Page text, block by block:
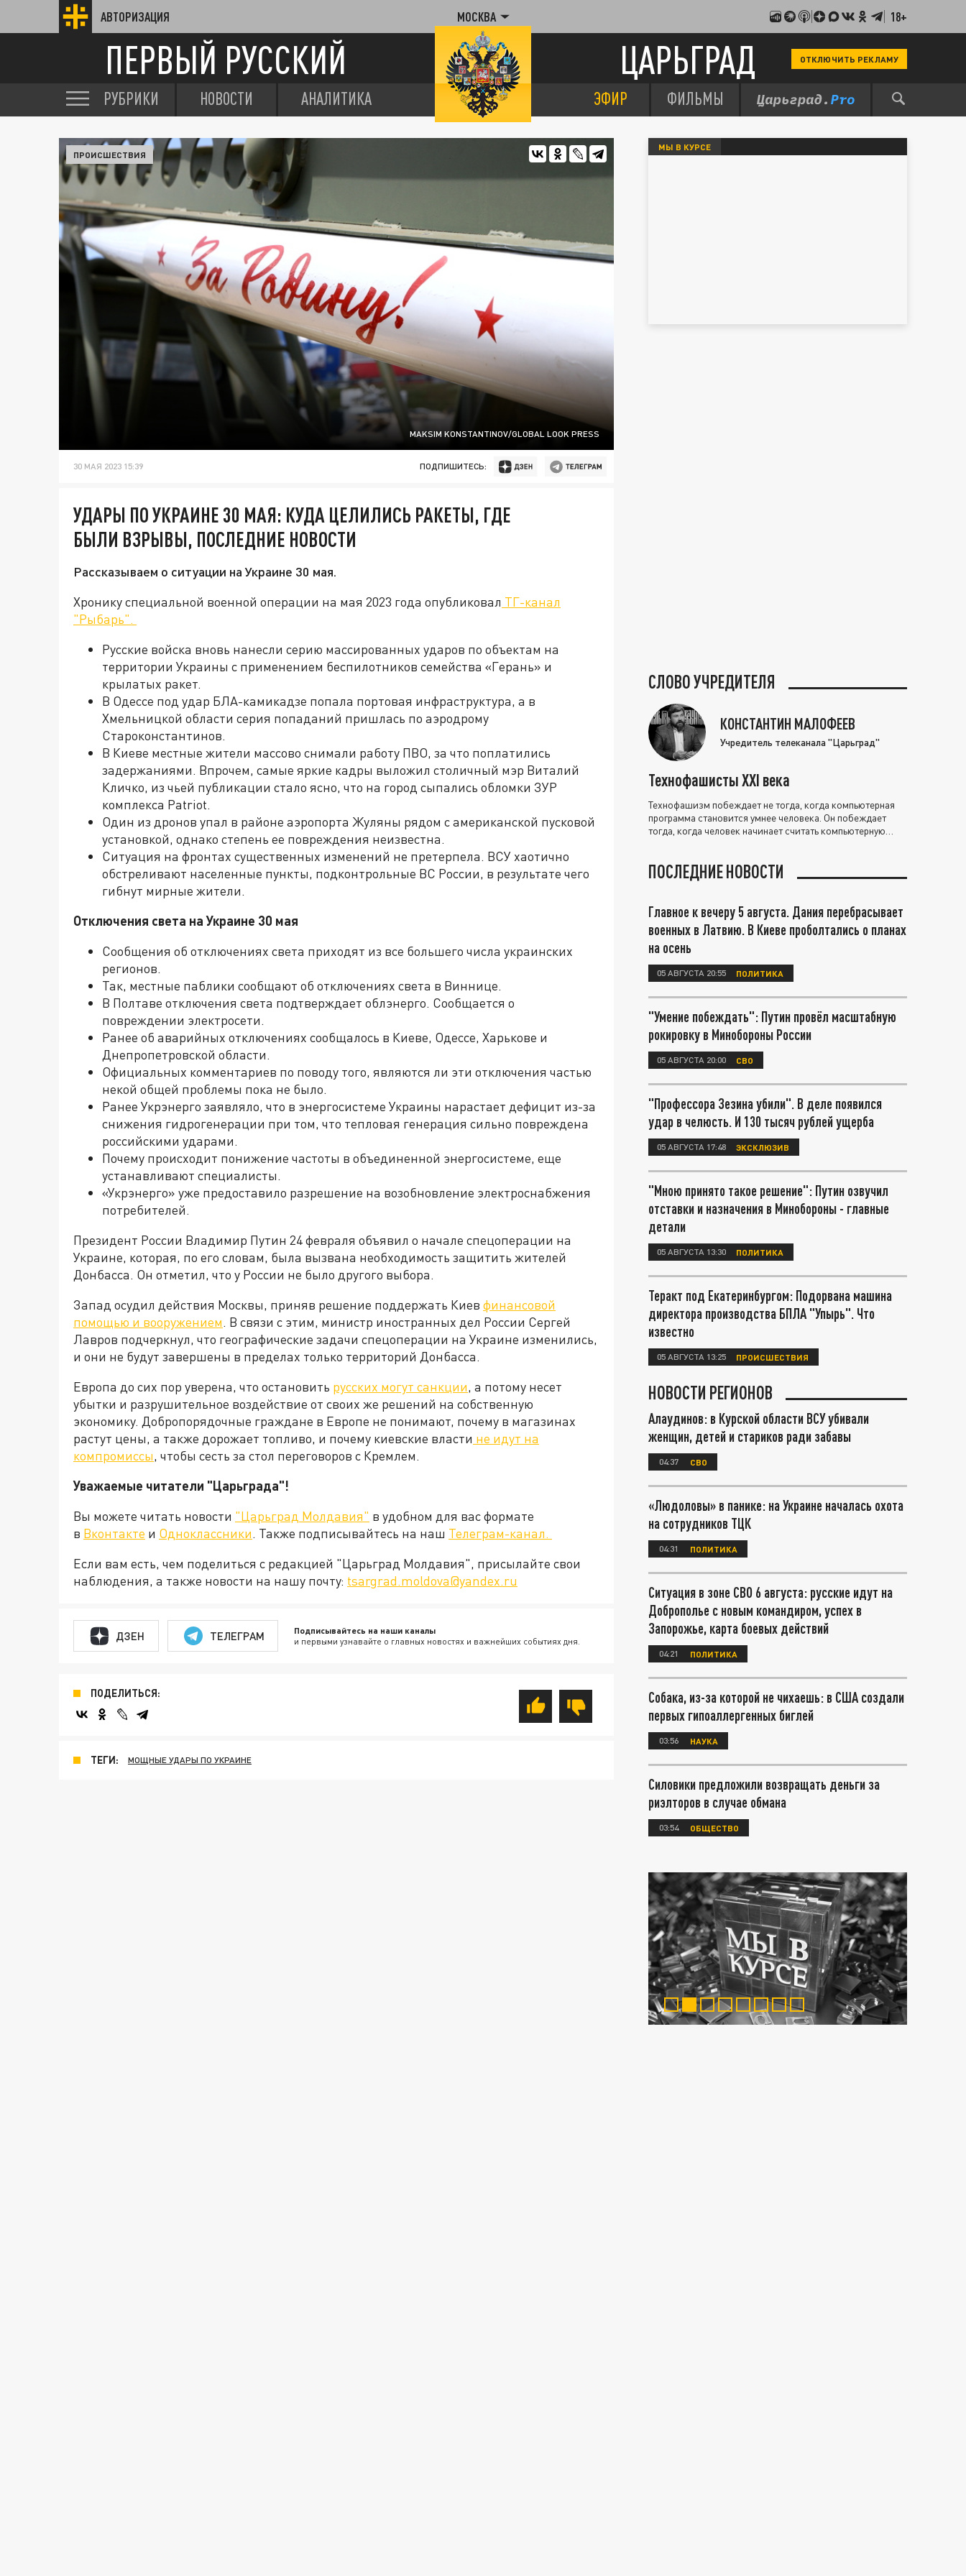
АВТОРИЗАЦИЯ МОСКВА 18+
ПЕРВЫЙ РУССКИЙ ЦАРЬГРАД ОТКЛЮЧИТЬ РЕКЛАМУ
РУБРИКИ НОВОСТИ АНАЛИТИКА ЭФИР ФИЛЬМЫ
MAKSIM KONSTANTINOV/GLOBAL LOOK PRESS
ПРОИСШЕСТВИЯ
30 МАЯ 2023 15:39 ПОДПИШИТЕСЬ:
УДАРЫ ПО УКРАИНЕ 30 МАЯ: КУДА ЦЕЛИЛИСЬ РАКЕТЫ, ГДЕ
БЫЛИ ВЗРЫВЫ, ПОСЛЕДНИЕ НОВОСТИ
Рассказываем о ситуации на Украине 30 мая.
Хронику специальной военной операции на мая 2023 года опубликовал ТГ-канал
"Рыбарь".
Русские войска вновь нанесли серию массированных ударов по объектам на
территории Украины с применением беспилотников семейства «Герань» и
крылатых ракет.
В Одессе под удар БЛА-камикадзе попала портовая инфраструктура, а в
Хмельницкой области серия попаданий пришлась по аэродрому
Староконстантинов.
В Киеве местные жители массово снимали работу ПВО, за что поплатились
задержаниями. Впрочем, самые яркие кадры выложил столичный мэр Виталий
Кличко, из чьей публикации стало ясно, что на город сыпались обломки ЗУР
комплекса Patriot.
Один из дронов упал в районе аэропорта Жуляны рядом с американской пусковой
установкой, однако степень ее повреждения неизвестна.
Ситуация на фронтах существенных изменений не претерпела. ВСУ хаотично
обстреливают населенные пункты, подконтрольные ВС России, в результате чего
гибнут мирные жители.
Отключения света на Украине 30 мая
Сообщения об отключениях света приходят из все большего числа украинских
регионов.
Так, местные паблики сообщают об отключениях света в Виннице.
В Полтаве отключения света подтверждает облэнерго. Сообщается о
повреждении электросети.
Ранее об аварийных отключениях сообщалось в Киеве, Одессе, Харькове и
Днепропетровской области.
Официальных комментариев по поводу того, являются ли эти отключения частью
некой общей проблемы пока не было.
Ранее Укрэнерго заявляло, что в энергосистеме Украины нарастает дефицит из-за
снижения гидрогенерации при том, что тепловая генерация сильно повреждена
российскими ударами.
Почему происходит понижение частоты в объединенной энергосистеме, еще
устанавливают специалисты.
«Укрэнерго» уже предоставило разрешение на возобновление электроснабжения
потребителей.
Президент России Владимир Путин 24 февраля объявил о начале спецоперации на
Украине, которая, по его словам, была вызвана необходимость защитить жителей
Донбасса. Он отметил, что у России не было другого выбора.
Запад осудил действия Москвы, приняв решение поддержать Киев финансовой
помощью и вооружением. В связи с этим, министр иностранных дел России Сергей
Лавров подчеркнул, что географические задачи спецоперации на Украине изменились,
и они не будут завершены в пределах только территорий Донбасса.
Европа до сих пор уверена, что остановить русских могут санкции, а потому несет
убытки и разрушительное воздействие от своих же решений на собственную
экономику. Добропорядочные граждане в Европе не понимают, почему в магазинах
растут цены, а также дорожает топливо, и почему киевские власти не идут на
компромиссы, чтобы сесть за стол переговоров с Кремлем.
Уважаемые читатели "Царьграда"!
Вы можете читать новости "Царьград Молдавия" в удобном для вас формате
в Вконтакте и Одноклассники. Также подписывайтесь на наш Телеграм-канал.
Если вам есть, чем поделиться с редакцией "Царьград Молдавия", присылайте свои
наблюдения, а также новости на нашу почту: tsargrad.moldova@yandex.ru
ДЗЕН ТЕЛЕГРАМ Подписывайтесь на наши каналы
и первыми узнавайте о главных новостях и важнейших событиях дня.
ПОДЕЛИТЬСЯ:
ТЕГИ: МОЩНЫЕ УДАРЫ ПО УКРАИНЕ
МЫ В КУРСЕ
СЛОВО УЧРЕДИТЕЛЯ
КОНСТАНТИН МАЛОФЕЕВ
Учредитель телеканала "Царьград"
Технофашисты XXI века
Технофашизм побеждает не тогда, когда компьютерная
программа становится умнее человека. Он побеждает
тогда, когда человек начинает считать компьютерную
ПОСЛЕДНИЕ НОВОСТИ
Главное к вечеру 5 августа. Дания перебрасывает
военных в Латвию. В Киеве проболтались о планах
на осень
05 АВГУСТА 20:55 ПОЛИТИКА
"Умение побеждать": Путин провёл масштабную
рокировку в Минобороны России
05 АВГУСТА 20:00 СВО
"Профессора Зезина убили". В деле появился
удар в челюсть. И 130 тысяч рублей ущерба
05 АВГУСТА 17:48 ЭКСКЛЮЗИВ
"Мною принято такое решение": Путин озвучил
отставки и назначения в Минобороны - главные
детали
05 АВГУСТА 13:30 ПОЛИТИКА
Теракт под Екатеринбургом: Подорвана машина
директора производства БПЛА "Упырь". Что
известно
05 АВГУСТА 13:25 ПРОИСШЕСТВИЯ
НОВОСТИ РЕГИОНОВ
Алаудинов: в Курской области ВСУ убивали
женщин, детей и стариков ради забавы
04:37 СВО
«Людоловы» в панике: на Украине началась охота
на сотрудников ТЦК
04:31 ПОЛИТИКА
Ситуация в зоне СВО 6 августа: русские идут на
Доброполье с новым командиром, успех в
Запорожье, карта боевых действий
04:21 ПОЛИТИКА
Собака, из-за которой не чихаешь: в США создали
первых гипоаллергенных биглей
03:56 НАУКА
Силовики предложили возвращать деньги за
риэлторов в случае обмана
03:54 ОБЩЕСТВО